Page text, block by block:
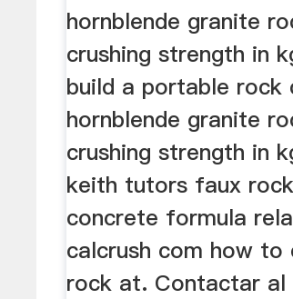
hornblende granite
crushing strength in
build a portable rock
hornblende granite
crushing strength in
keith tutors faux rock
concrete formula
calcrush com how to
rock at. Contactar al